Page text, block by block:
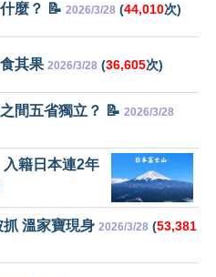
麼？ 📝 2026/3/28 (44,010次)
其果 2026/3/28 (36,605次)
間五省獨立？ 📝 2026/3/28
籍日本連2年
溫家寶現身 2026/3/28 (53,381